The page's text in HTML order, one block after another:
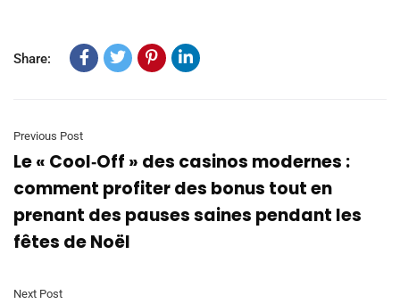
Share:
Previous Post
Le « Cool‑Off » des casinos modernes :
comment profiter des bonus tout en
prenant des pauses saines pendant les
fêtes de Noël
Next Post